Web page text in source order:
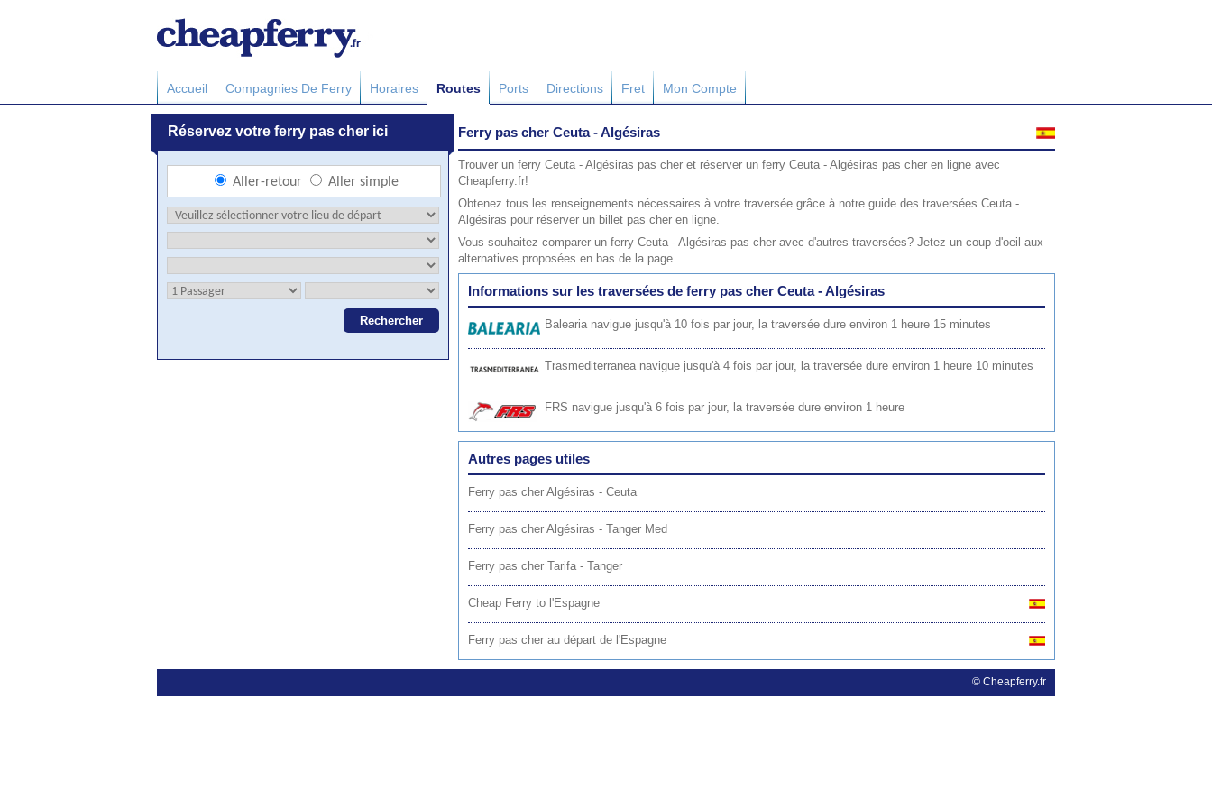
Accueil Compagnies De Ferry Horaires Routes Ports Directions Fret Mon Compte
Ferry pas cher Ceuta - Algésiras
Trouver un ferry Ceuta - Algésiras pas cher et réserver un ferry Ceuta - Algésiras pas cher en ligne avec
Cheapferry.fr!
Obtenez tous les renseignements nécessaires à votre traversée grâce à notre guide des traversées Ceuta -
Algésiras pour réserver un billet pas cher en ligne.
Vous souhaitez comparer un ferry Ceuta - Algésiras pas cher avec d'autres traversées? Jetez un coup d'oeil aux
alternatives proposées en bas de la page.
Informations sur les traversées de ferry pas cher Ceuta - Algésiras
Balearianavigue jusqu'à 10 fois par jour, la traversée dure environ 1 heure 15 minutes
Trasmediterraneanavigue jusqu'à 4 fois par jour, la traversée dure environ 1 heure 10 minutes
FRS navigue jusqu'à 6 fois par jour, la traversée dure environ 1 heure
Autres pages utiles
Ferry pas cher Algésiras - Ceuta
Ferry pas cher Algésiras - Tanger Med
Ferry pas cher Tarifa - Tanger
Cheap Ferry to l'Espagne
Ferry pas cher au départ de l'Espagne
© Cheapferry.fr